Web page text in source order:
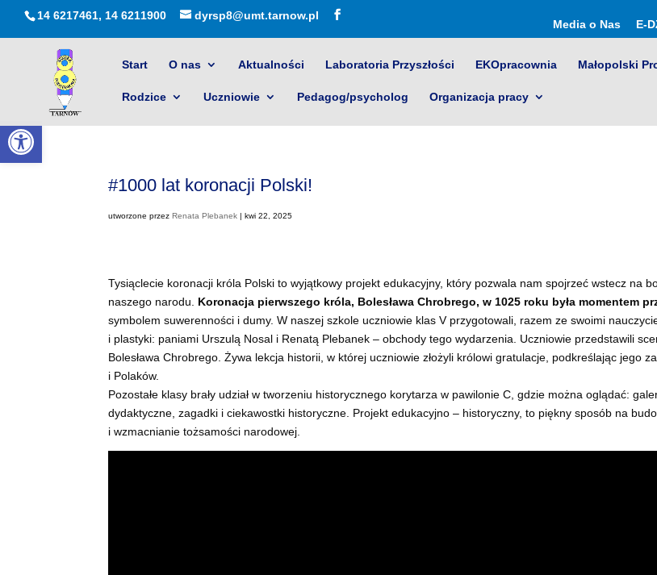
Otwórz pasek narzędzi
14 6217461, 14 6211900 dyrsp8@umt.tarnow.pl
Media o Nas E-
Start O nas Aktualności Laboratoria Przyszłości EKOpracownia Małopolski
Rodzice Uczniowie Pedagog/psycholog Organizacja pracy
#1000 lat koronacji Polski!
utworzone przezRenata Plebanek |kwi 22, 2025
Tysiąclecie koronacji króla Polski to wyjątkowy projekt edukacyjny, który pozwala nam spojrzeć wstecz na
naszego narodu. Koronacja pierwszego króla, Bolesława Chrobrego, w 1025 roku była momentem
symbolem suwerenności i dumy. W naszej szkole uczniowie klas V przygotowali, razem ze swoimi
i plastyki: paniami Urszulą Nosal i Renatą Plebanek – obchody tego wydarzenia. Uczniowie przedstawili
Bolesława Chrobrego. Żywa lekcja historii, w której uczniowie złożyli królowi gratulacje, podkreślając jego
i Polaków.
Pozostałe klasy brały udział w tworzeniu historycznego korytarza w pawilonie C, gdzie można oglądać:
dydaktyczne, zagadki i ciekawostki historyczne. Projekt edukacyjno – historyczny, to piękny sposób na
i wzmacnianie tożsamości narodowej.